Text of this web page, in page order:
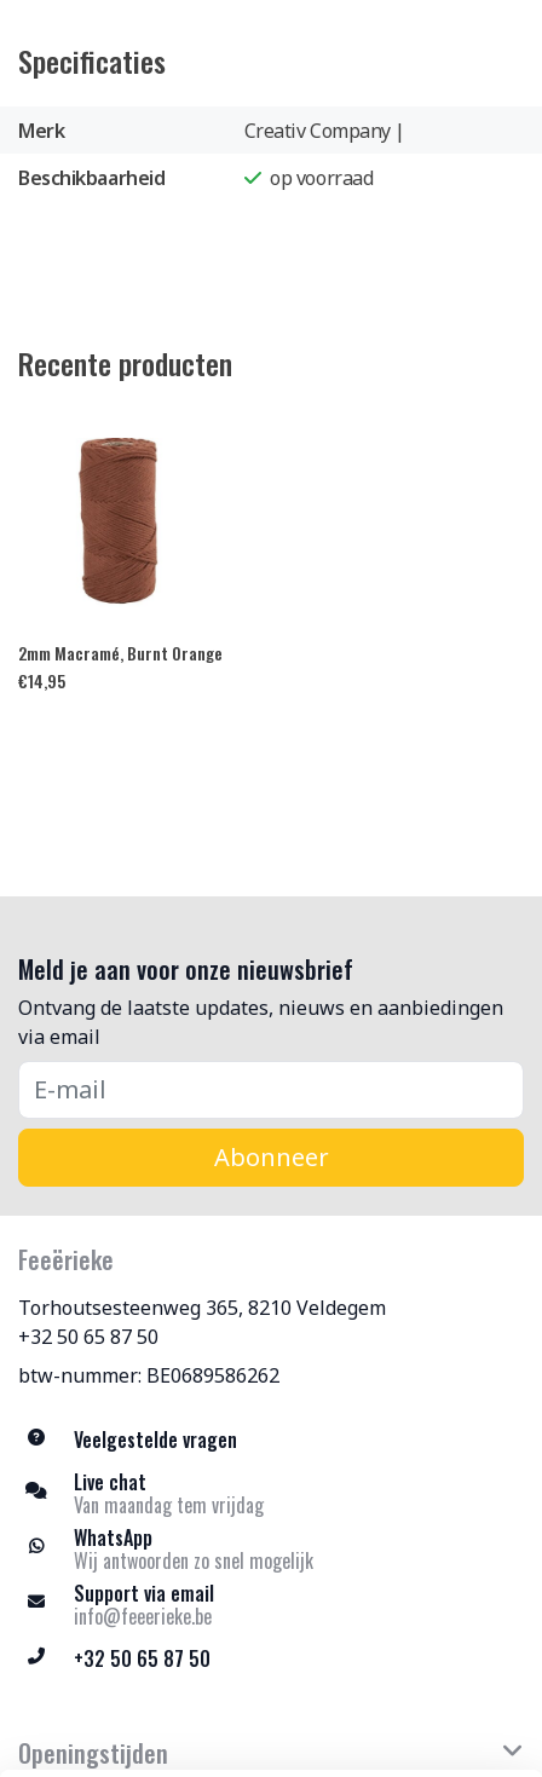
Specificaties
Merk
Creativ Company |
Beschikbaarheid
op voorraad
Recente producten
2mm Macramé, Burnt Orange
€14,95
Meld je aan voor onze nieuwsbrief
Ontvang de laatste updates, nieuws en aanbiedingen
via email
Abonneer
Feeërieke
Torhoutsesteenweg 365, 8210 Veldegem
+32 50 65 87 50
btw-nummer: BE0689586262
Veelgestelde vragen
Live chat
Van maandag tem vrijdag
WhatsApp
Wij antwoorden zo snel mogelijk
Support via email
info@feeerieke.be
+32 50 65 87 50
Openingstijden